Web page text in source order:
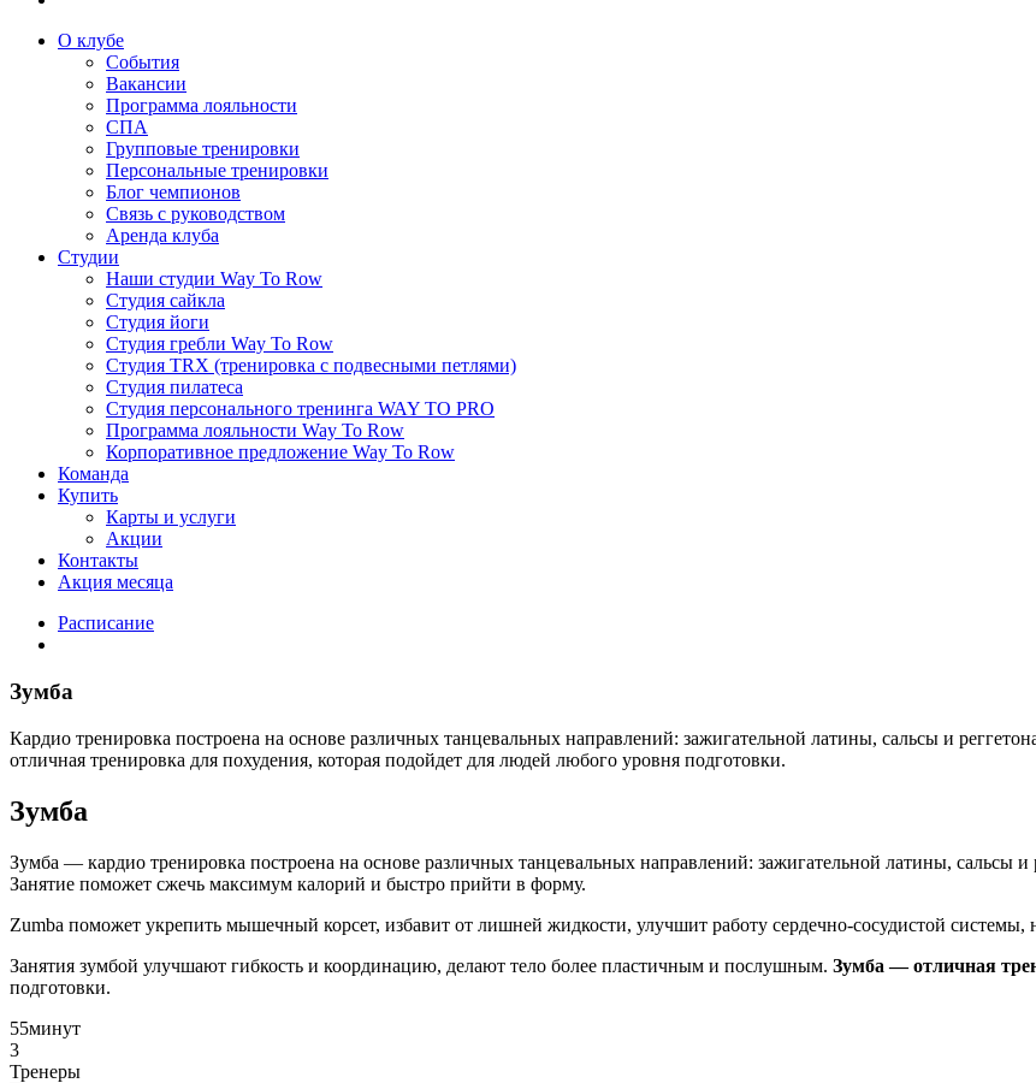
О клубе
События
Вакансии
Программа лояльности
СПА
Групповые тренировки
Персональные тренировки
Блог чемпионов
Связь с руководством
Аренда клуба
Студии
Наши студии Way To Row
Студия сайкла
Студия йоги
Студия гребли Way To Row
Студия TRX (тренировка с подвесными петлями)
Студия пилатеса
Студия персонального тренинга WAY TO PRO
Программа лояльности Way To Row
Корпоративное предложение Way To Row
Команда
Купить
Карты и услуги
Акции
Контакты
Акция месяца
Расписание
Зумба
Кардио тренировка построена на основе различных танцевальных направлений: зажигательной латины, сальсы и
отличная тренировка для похудения, которая подойдет для людей любого уровня подготовки.
Зумба
Зумба — кардио тренировка построена на основе различных танцевальных направлений: зажигательной латины, сальсы
Занятие поможет сжечь максимум калорий и быстро прийти в форму.
Zumba поможет укрепить мышечный корсет, избавит от лишней жидкости, улучшит работу сердечно-сосудистой системы,
Занятия зумбой улучшают гибкость и координацию, делают тело более пластичным и послушным. Зумба — отличная
подготовки.
55минут
3
Тренеры